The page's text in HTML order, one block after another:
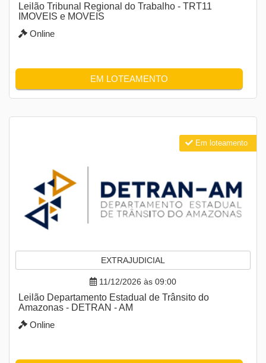
Leilão Tribunal Regional do Trabalho - TRT11
IMOVEIS e MOVEIS
Online
EM LOTEAMENTO
EXTRAJUDICIAL
11/12/2026 às 09:00
Leilão Departamento Estadual de Trânsito do
Amazonas - DETRAN - AM
Online
Em loteamento